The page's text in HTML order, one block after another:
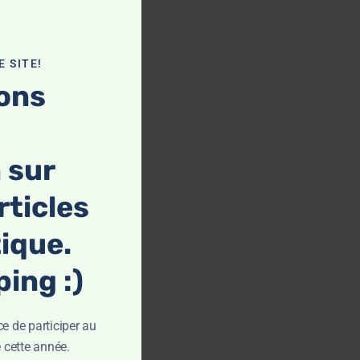
SITE!
sur
:)
de participer au
année.